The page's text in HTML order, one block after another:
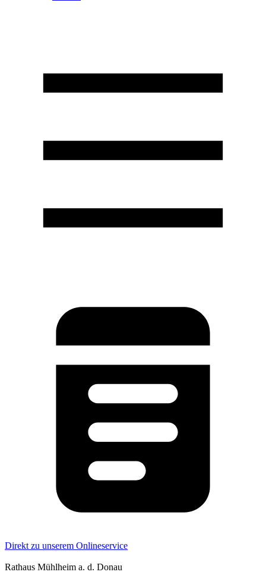
Direkt zu unserem Onlineservice
Rathaus Mühlheim a. d. Donau